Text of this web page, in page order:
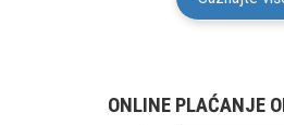
ONLINE PLAĆANJE